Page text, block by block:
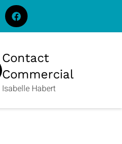
Contact
Commercial
Isabelle Habert